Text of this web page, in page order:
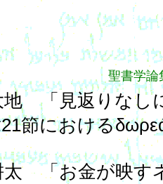
聖書学
「見返りなし
節における
お金が映すネ